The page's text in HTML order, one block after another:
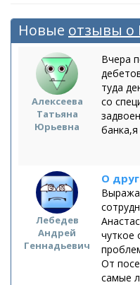
Новые отзывы о
Алексеева
Татьяна
Юрьевна
Вчера
туда
со
Лебедев
Андрей
Геннадьевич
О
чуткое
От
самые